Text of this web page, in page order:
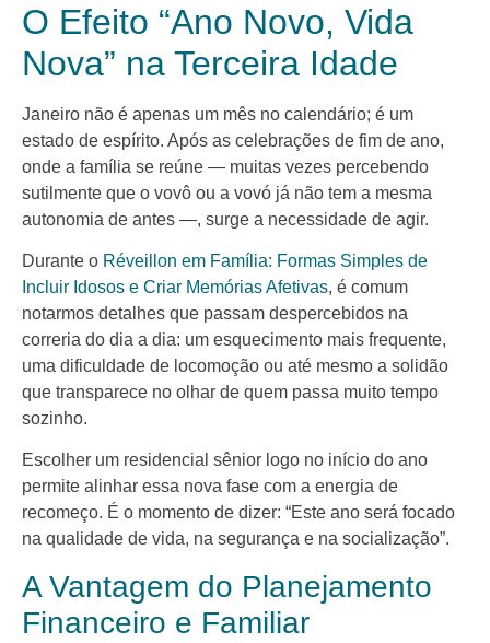
O Efeito “Ano Novo, Vida
Nova” na Terceira Idade
Janeiro não é apenas um mês no calendário; é um
estado de espírito. Após as celebrações de fim de ano,
onde a família se reúne — muitas vezes percebendo
sutilmente que o vovô ou a vovó já não tem a mesma
autonomia de antes —, surge a necessidade de agir.
Durante o Réveillon em Família: Formas Simples de
Incluir Idosos e Criar Memórias Afetivas, é comum
notarmos detalhes que passam despercebidos na
correria do dia a dia: um esquecimento mais frequente,
uma dificuldade de locomoção ou até mesmo a solidão
que transparece no olhar de quem passa muito tempo
sozinho.
Escolher um residencial sênior logo no início do ano
permite alinhar essa nova fase com a energia de
recomeço. É o momento de dizer: “Este ano será focado
na qualidade de vida, na segurança e na socialização”.
A Vantagem do Planejamento
Financeiro e Familiar